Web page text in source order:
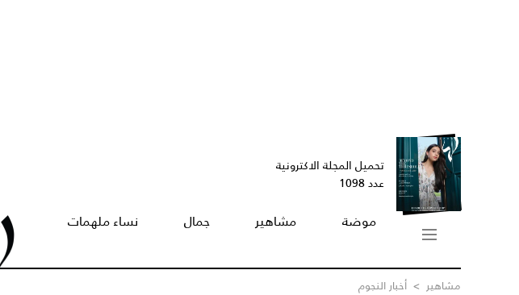
تحميل المجلة الاكترونية
عدد 1098
موضة مشاهير جمال نساء ملهمات
مشاهير > أخبار النجوم